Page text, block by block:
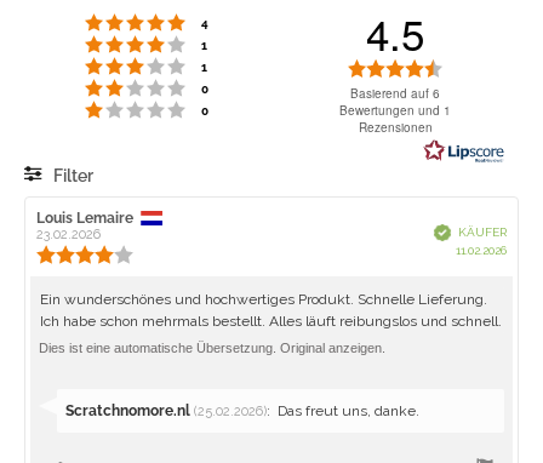
Bewertung: 5 von 5 Sternen
4
Bewertung: 4 von 5 Sternen
1
Bewertung: 3 von 5 Sternen
1
Bewertung: 2 von 5 Sternen
0
Bewertung: 1 von 5 Sternen
0
4.5
von
5
Sternen
Basierend auf 6
Bewertungen und 1
Rezensionen
Filter
Bewertung
Autor
der
Rezension:
Louis Lemaire
23.02.2026
von
Sternen
Verifiziert
KÄUFER
11.02.2026
Rezensionstext:
Ein wunderschönes und hochwertiges Produkt. Schnelle Lieferung.
Ich habe schon mehrmals bestellt. Alles läuft reibungslos und schnell.
Dies ist eine automatische Übersetzung. Original anzeigen.
Antworten
Scratchnomore.nl (25.02.2026): Das freut uns, danke.